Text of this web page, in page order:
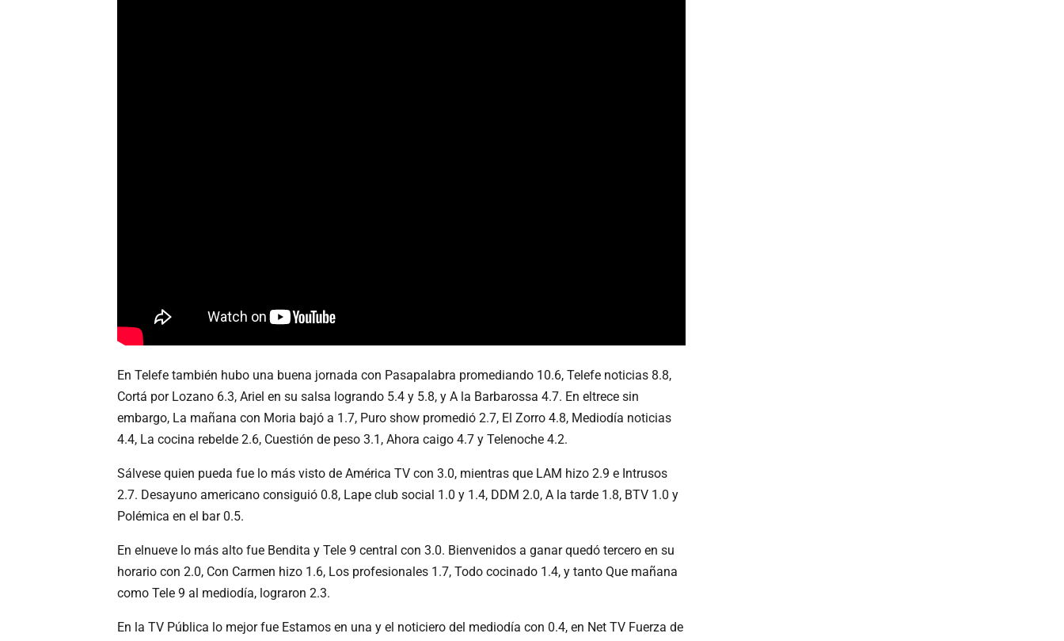
En Telefe también hubo una buena jornada con Pasapalabra promediando 10.6, Telefe noticias 8.8,
Cortá por Lozano 6.3, Ariel en su salsa logrando 5.4 y 5.8, y A la Barbarossa 4.7. En eltrece sin
embargo, La mañana con Moria bajó a 1.7, Puro show promedió 2.7, El Zorro 4.8, Mediodía noticias
4.4, La cocina rebelde 2.6, Cuestión de peso 3.1, Ahora caigo 4.7 y Telenoche 4.2.
Sálvese quien pueda fue lo más visto de América TV con 3.0, mientras que LAM hizo 2.9 e Intrusos
2.7. Desayuno americano consiguió 0.8, Lape club social 1.0 y 1.4, DDM 2.0, A la tarde 1.8, BTV 1.0 y
Polémica en el bar 0.5.
En elnueve lo más alto fue Bendita y Tele 9 central con 3.0. Bienvenidos a ganar quedó tercero en su
horario con 2.0, Con Carmen hizo 1.6, Los profesionales 1.7, Todo cocinado 1.4, y tanto Que mañana
como Tele 9 al mediodía, lograron 2.3.
En la TV Pública lo mejor fue Estamos en una y el noticiero del mediodía con 0.4, en Net TV Fuerza de